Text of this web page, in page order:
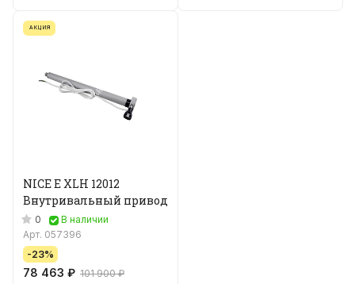
АКЦИЯ
NICE E XLH 12012
Внутривальный привод
0
В наличии
Арт. 057396
-23%
78 463 ₽ 101 900 ₽